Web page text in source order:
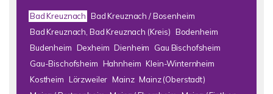
Bad Kreuznach Bad Kreuznach / Bosenheim
Bad Kreuznach, Bad Kreuznach (Kreis) Bodenheim
Budenheim Dexheim Dienheim
Gau Bischofsheim
Gau-Bischofsheim Hahnheim Klein-Winternheim
Kostheim Lörzweiler Mainz Mainz (Oberstadt)